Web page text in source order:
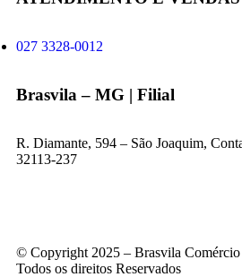
027 3328-0012
Brasvila – MG | Filial
R. Diamante, 594 – São Joaquim,
32113-237
© Copyright 2025 – Brasvila
Todos os direitos Reservados